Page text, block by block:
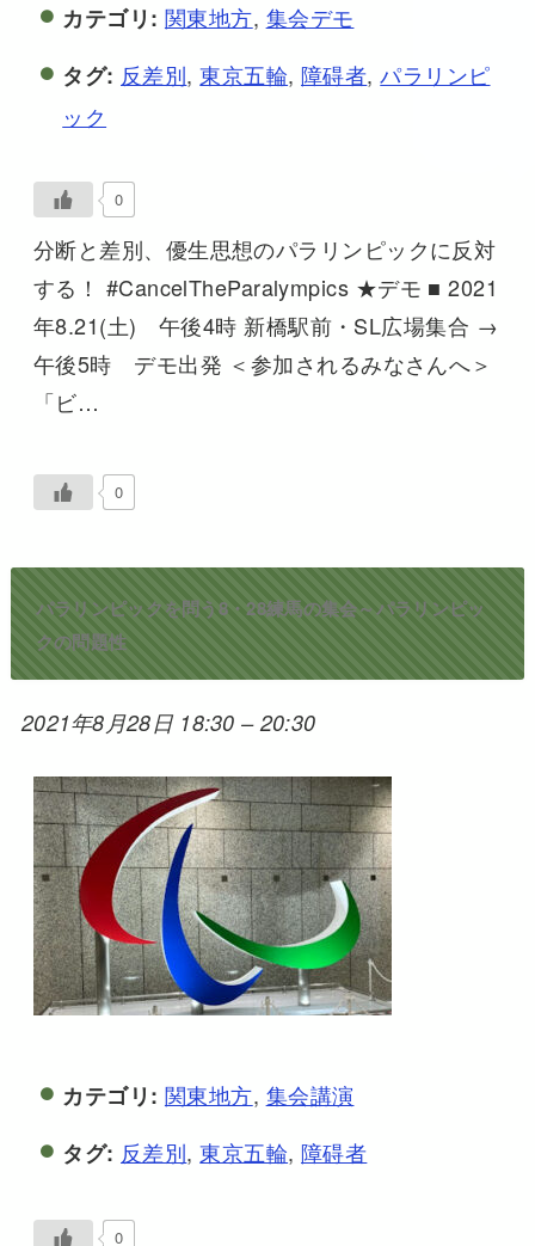
カテゴリ: 関東地方, 集会デモ
タグ: 反差別,東京五輪, 障碍者,パラリンピ
ック
0
分断と差別、優生思想のパラリンピックに反対
する！ #CancelTheParalympics ★デモ ■ 2021
年8.21(土) 午後4時 新橋駅前・SL広場集合 →
午後5時 デモ出発 ＜参加されるみなさんへ＞
「ビ…
0
パラリンピックを問う8・28練馬の集会～パラリンピッ
クの問題性
2021年8月28日 18:30 – 20:30
カテゴリ: 関東地方, 集会講演
タグ: 反差別,東京五輪, 障碍者
0